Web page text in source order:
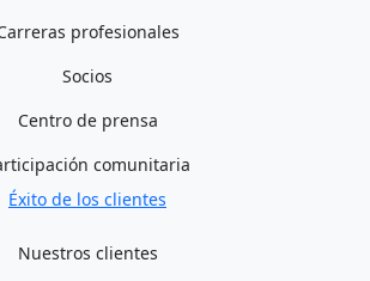
profesionales
Socios
Centro de prensa
comunitaria
Éxito de los clientes
Nuestros clientes